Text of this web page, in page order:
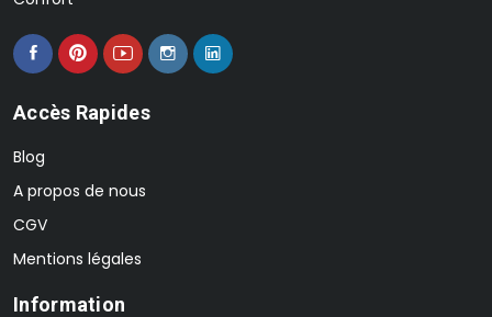
Accès Rapides
Blog
A propos de nous
CGV
Mentions légales
Information